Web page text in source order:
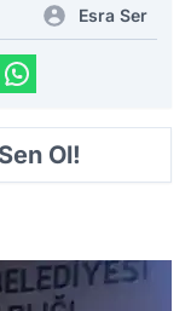
Esra Ser
Ol!